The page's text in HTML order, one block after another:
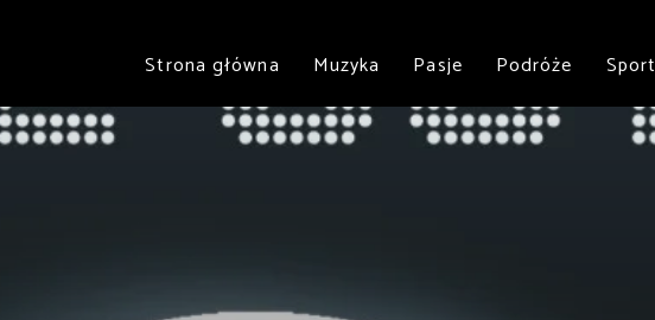
Strona główna Muzyka Pasje Podróże Sport